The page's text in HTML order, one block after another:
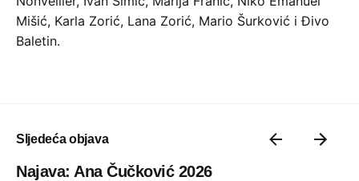
Mišić, Karla Zorić, Lana Zorić, Mario Šurković i Đivo
Baletin.
Sljedeća objava
Najava: Ana Čučković 2026